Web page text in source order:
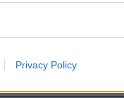
Privacy Policy
της